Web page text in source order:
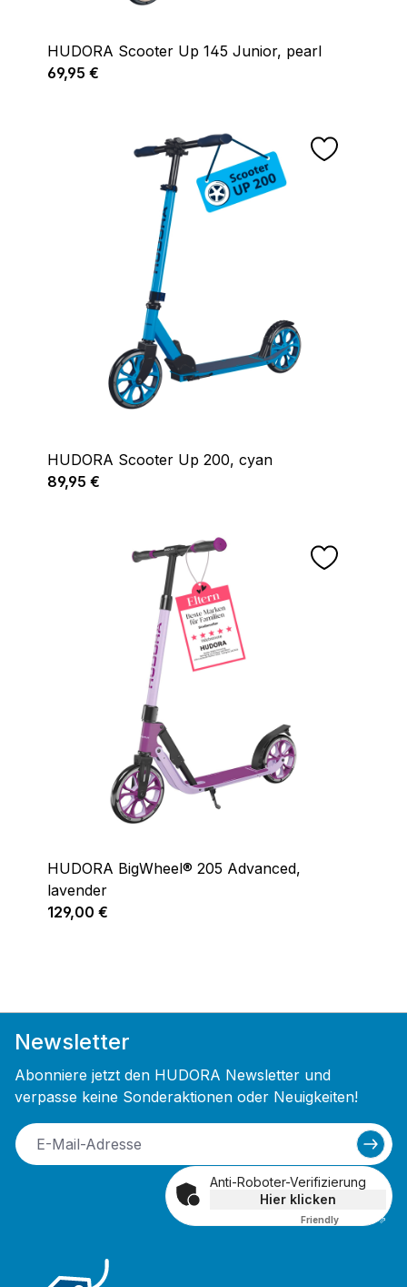
HUDORA Scooter Up 145 Junior, pearl
Regulärer Preis:
69,95 €
HUDORA Scooter Up 200, cyan
Regulärer Preis:
89,95 €
HUDORA BigWheel® 205 Advanced,
lavender
Regulärer Preis:
129,00 €
Newsletter
Abonniere jetzt den HUDORA Newsletter und
verpasse keine Sonderaktionen oder Neuigkeiten!
Anti-Roboter-Verifizierung
Hier klicken
Friendly Captcha ⇗